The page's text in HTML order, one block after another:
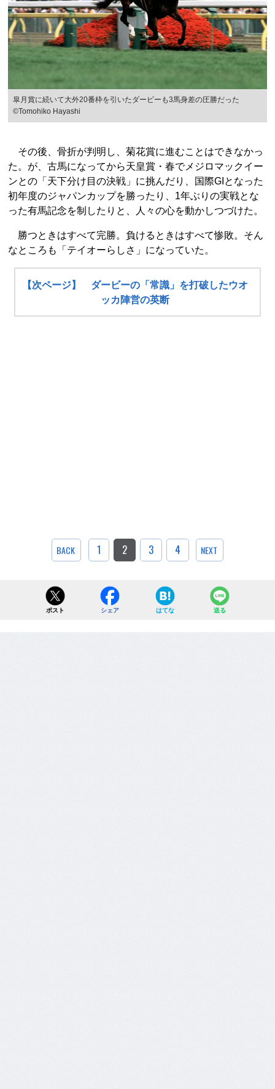
皐月賞に続いて大外20番枠を引いたダービーも3馬身差の圧勝だった
©Tomohiko Hayashi
その後、骨折が判明し、菊花賞に進むことはできなかっ
た。が、古馬になってから天皇賞・春でメジロマックイー
ンとの「天下分け目の決戦」に挑んだり、国際GIとなった
初年度のジャパンカップを勝ったり、1年ぶりの実戦とな
った有馬記念を制したりと、人々の心を動かしつづけた。
勝つときはすべて完勝。負けるときはすべて惨敗。そん
なところも「テイオーらしさ」になっていた。
【次ページ】 ダービーの「常識」を打破したウオ
ッカ陣営の英断
BACK 1 2 3 4 NEXT
ポスト シェア はてな 送る